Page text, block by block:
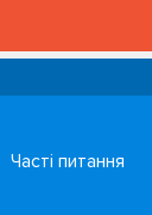
Часті питання